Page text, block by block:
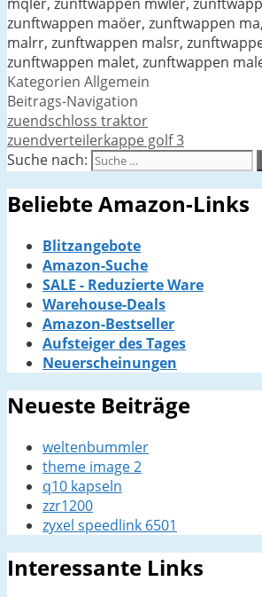
zunftwappen maöer, zunftwappen
malrr, zunftwappen malsr,
zunftwappen malet, zunftwappen
Kategorien Allgemein
Beitrags-Navigation
zuendschloss traktor
zuendverteilerkappe golf 3
Suche nach:
Beliebte Amazon-Links
Blitzangebote
Amazon-Suche
SALE - Reduzierte Ware
Warehouse-Deals
Amazon-Bestseller
Aufsteiger des Tages
Neuerscheinungen
Neueste Beiträge
weltenbummler
theme image 2
q10 kapseln
zzr1200
zyxel speedlink 6501
Interessante Links